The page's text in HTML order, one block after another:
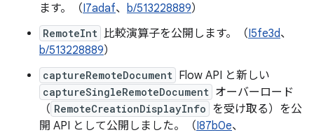
ます。（I7adaf、 b/513228889）
RemoteInt 比較演算子を公開します。（I5fe3d、
b/513228889）
captureRemoteDocument Flow API と新しい
captureSingleRemoteDocument オーバーロード
（ RemoteCreationDisplayInfo を受け取る）を公
開 API として公開しました。（I87b0e、